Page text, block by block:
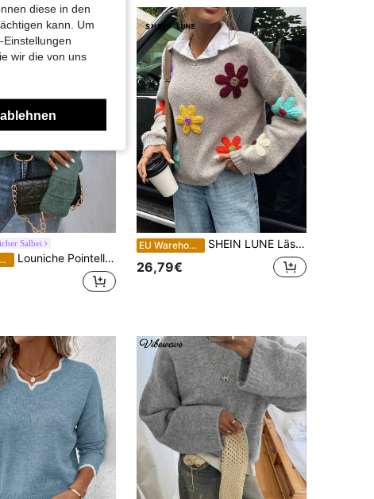
Salbei
EU Warehouse Louniche Pointelle-Strick Pullover mit Dropped Shoulder für Herbst und Winter
EU Warehouse SHEIN LUNE Lässiger Mode Street Style Nische Rundhals 3D bestickte bunte 3D Blumen Laternärmel Damen Pullover Sweater, Herbst/Winter
26,79€
diese in den
kann. Um
wir die von uns